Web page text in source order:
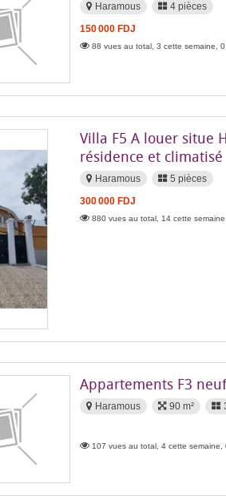
Haramous
4 pièces
150 000 FDJ
88 vues au total, 3 cette semaine,
Villa F5 A louer situe
résidence et climatisé
Haramous
5 pièces
300 000 FDJ
880 vues au total, 14 cette
Appartements F3
Haramous 90 m²
107 vues au total, 4 cette semaine,